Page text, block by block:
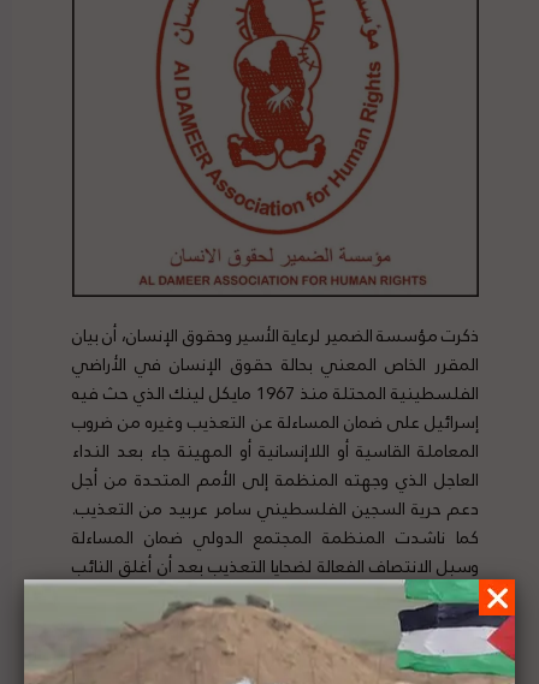
ذكرت مؤسسة الضمير لرعاية الأسير وحقوق الإنسان، أن بيان
المقرر الخاص المعني بحالة حقوق الإنسان في الأراضي
الفلسطينية المحتلة منذ 1967 مايكل لينك الذي حث فيه
إسرائيل على ضمان المساءلة عن التعذيب وغيره من ضروب
المعاملة القاسية أو اللاإنسانية أو المهينة جاء بعد النداء
العاجل الذي وجهته المنظمة إلى الأمم المتحدة من أجل
دعم حرية السجين الفلسطيني سامر عربيد من التعذيب.
كما ناشدت المنظمة المجتمع الدولي ضمان المساءلة
وسبل الانتصاف الفعالة لضحايا التعذيب بعد أن أغلق النائب
العام الإسرائيلي التحقيقات ضد جهاز الأمن الإسرائيلي في
الظروف التي أدت إلى دخول الأسير عربيد إلى المستشفى.
لتفاصيل الخبر ومصدره الأصلي،